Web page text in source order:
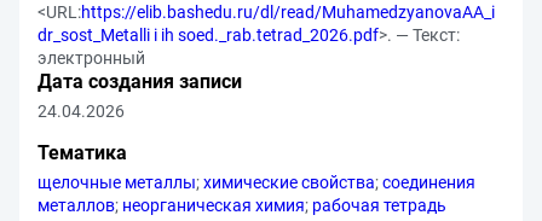
<URL:https://elib.bashedu.ru/dl/read/MuhamedzyanovaAA_i
dr_sost_Metalli i ih soed._rab.tetrad_2026.pdf>. — Текст:
электронный
Дата создания записи
24.04.2026
Тематика
щелочные металлы;химические свойства;соединения
металлов; неорганическая химия; рабочая тетрадь